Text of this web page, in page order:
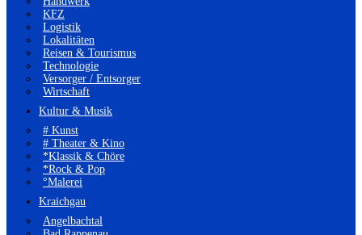
KFZ
Logistik
Lokalitäten
Reisen & Tourismus
Technologie
Versorger / Entsorger
Wirtschaft
Kultur & Musik
# Kunst
# Theater & Kino
*Klassik & Chöre
*Rock & Pop
°Malerei
Kraichgau
Angelbachtal